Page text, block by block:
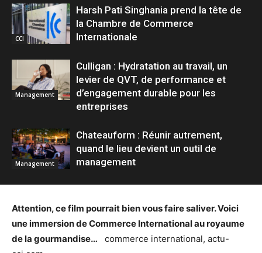
CCI
Harsh Pati Singhania prend la tête de
la Chambre de Commerce
Internationale
Management
Culligan : Hydratation au travail, un
levier de QVT, de performance et
d’engagement durable pour les
entreprises
Management
Chateauform : Réunir autrement,
quand le lieu devient un outil de
management
Attention, ce film pourrait bien vous faire saliver. Voici
une immersion de Commerce International au royaume
de la gourmandise… commerce international, actu-